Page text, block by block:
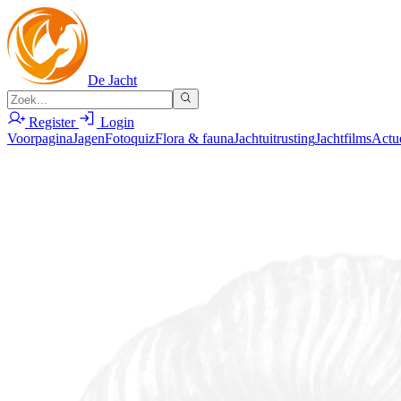
De Jacht
Register
Login
VoorpaginaJagenFotoquizFlora & faunaJachtuitrustingJachtfilms